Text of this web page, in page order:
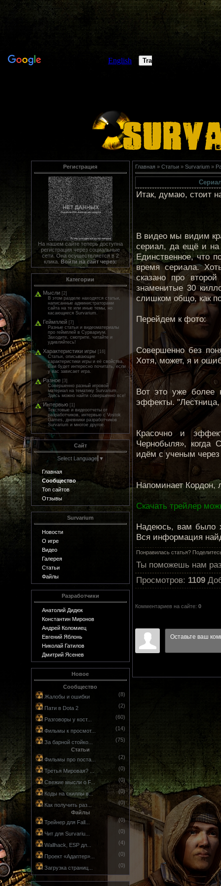
Регистрация
На нашем сайте теперь доступна
регистрация через социальные
сети. Она осуществляется в 2
клика. Войти на сайт через:
Категории
Мысли [2]
В этом разделе находятся статьи,
написанные администраторами
сайта на те или иные темы, но
касающиеся Survarium.
Геймплей [7]
Разные статьи и видеоматериалы
про геймплей в Сурвариум.
Заходите, смотрите, читайте и
удивляйтесь!
Характеристики игры [16]
Статьи, описывающие
характеристики игры и её свойства.
Вам будет интересно почитать, если
у вас зависает игра.
Разное [3]
Совершенно разный игровой
материал на тематику Survarium.
Здесь можно найти совершенно все!
Интервью [1]
Текстовые и видеоотчеты от
разработчиков, интервью с Vostok
Games, дневники разработчиков
Survarium и многое другое.
Сайт
Select Language ▼
Главная
Сообщество
Топ сайтов
Отзывы
Survarium
Новости
О игре
Видео
Галерея
Статьи
Файлы
Разработчики
Анатолий Дидюк
Константин Миронов
Андрей Коломиец
Евгений Яблонь
Николай Гатилов
Дмитрий Ясенев
Новое
Сообщество
Жалобы и ошибки
(8)
Пати в Dota 2 (2)
Разговоры у кост... (60)
Фильмы к просмот... (14)
За барной стойко...
(75)
Статьи
Фильмы про поста...
(2)
Третья Мировая? ... (0)
Свежие мысли о F... (0)
Коды на скиллы в... (0)
Как получить раз...
(0)
Файлы
Трейнер для Fall...
(0)
Чит для Survariu... (0)
Wallhack, ESP дл... (4)
Проект «Адаптер»... (0)
Загрузка страниц... (0)
Главная » Статьи» Survarium»
Итак, думаю, стоит
В видео мы видим
сериал, да ещё и на
Единственное, что
время сериала.
сказано про
знаменитые 30
слишком общо, как
Перейдем к фото:
Совершенно без
Хотя, может, я и
Вот это уже более
эффекты.
Красочно и
Чернобыля», когда
идём с ученым через
Напоминает Кордон,
Скачать трейлер
Надеюсь, вам было
Вся информация
Понравилась статья?
Ты поможешь нам
Просмотров: 1109
Комментариев на сайте: 0